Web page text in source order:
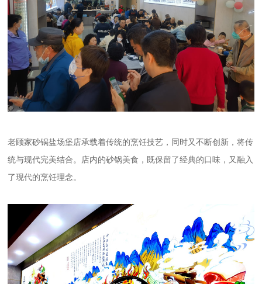
老顾家砂锅盐场堡店承载着传统的烹饪技艺，同时又不断创新，将传
统与现代完美结合。店内的砂锅美食，既保留了经典的口味，又融入
了现代的烹饪理念。